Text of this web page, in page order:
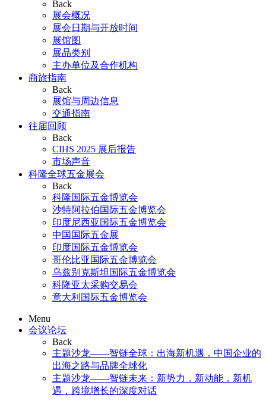
Back
展会概况
展会日期与开放时间
展馆图
展品类别
主办单位及合作机构
商旅指南
Back
展馆与周边信息
交通指南
往届回顾
Back
CIHS 2025 展后报告
市场声音
科隆全球五金展会
Back
科隆国际五金博览会
沙特阿拉伯国际五金博览会
印度尼西亚国际五金博览会
中国国际五金展
印度国际五金博览会
哥伦比亚国际五金博览会
乌兹别克斯坦国际五金博览会
科隆亚太采购交易会
意大利国际五金博览会
Menu
会议论坛
Back
主题沙龙——智链全球：出海新机遇，中国企业的
出海之路与品牌全球化
主题沙龙——智链未来：新势力，新动能，新机
遇，跨境增长的深度对话